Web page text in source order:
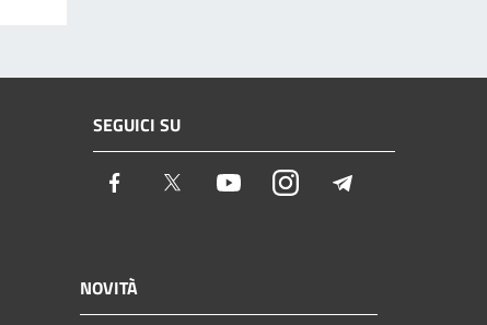
SEGUICI SU
Facebook Twitter YoutubeInstagram
NOVITÀ